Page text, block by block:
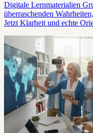
Digitale Lernmaterialien
überraschenden
Jetzt Klarheit und echte